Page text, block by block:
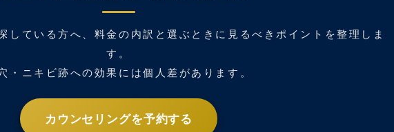
している方へ、料金の内訳と選ぶときに見るべきポイントを整理しま
す。
・ニキビ跡への効果には個人差があります。
カウンセリングを予約する